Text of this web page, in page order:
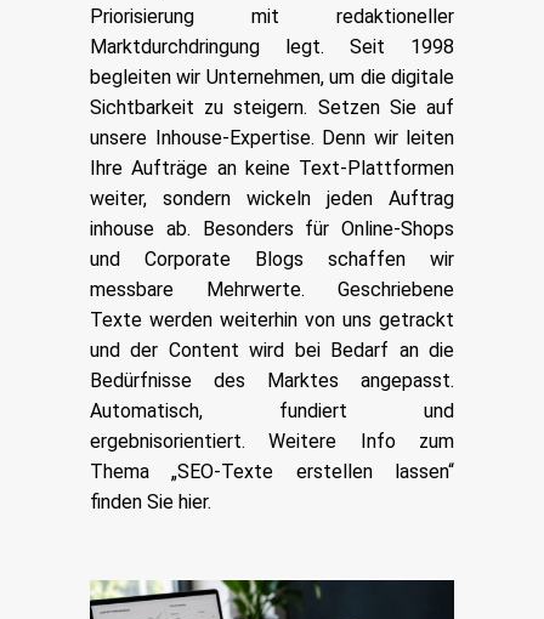
Priorisierung mit redaktioneller
Marktdurchdringung legt. Seit 1998
begleiten wir Unternehmen, um die digitale
Sichtbarkeit zu steigern. Setzen Sie auf
unsere Inhouse-Expertise. Denn wir leiten
Ihre Aufträge an keine Text-Plattformen
weiter, sondern wickeln jeden Auftrag
inhouse ab. Besonders für Online-Shops
und Corporate Blogs schaffen wir
messbare Mehrwerte. Geschriebene
Texte werden weiterhin von uns getrackt
und der Content wird bei Bedarf an die
Bedürfnisse des Marktes angepasst.
Automatisch, fundiert und
ergebnisorientiert. Weitere Info zum
Thema „SEO-Texte erstellen lassen“
finden Sie hier.